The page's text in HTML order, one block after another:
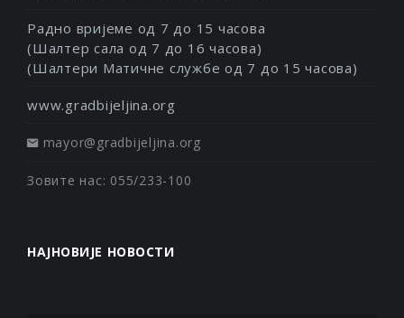
Радно вријеме од 7 до 15 часова
(Шалтер сала од 7 до 16 часова)
(Шалтери Матичне службе од 7 до 15 часова)
www.gradbijeljina.org
mayor@gradbijeljina.org
Зовите нас: 055/233-100
НАЈНОВИЈЕ НОВОСТИ